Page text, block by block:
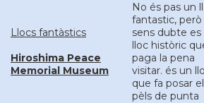
Llocs fantàstics
Hiroshima Peace
Memorial Museum
No és pas un
fantastic, però
sens dubte es
lloc històric
paga la pena
visitar. és un
que fa posar
pèls de punta